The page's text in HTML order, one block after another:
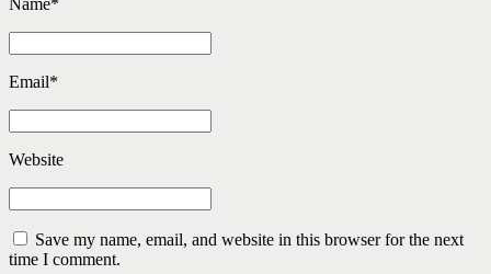
Email*
Website
Save my name, email, and website in this browser for the next
time I comment.